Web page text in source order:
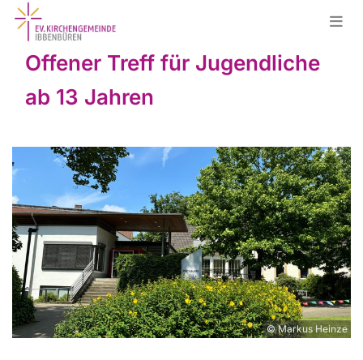
Offener Treff für Jugendliche
ab 13 Jahren
© Markus Heinze